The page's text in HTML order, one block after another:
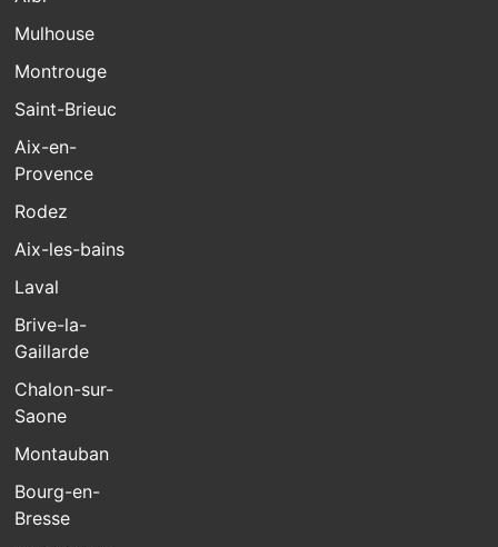
Mulhouse
Montrouge
Saint-Brieuc
Aix-en-
Provence
Rodez
Aix-les-bains
Laval
Brive-la-
Gaillarde
Chalon-sur-
Saone
Montauban
Bourg-en-
Bresse